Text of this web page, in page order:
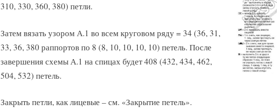
310, 330, 360, 380) петли.
Затем вязать узором А.1 во всем круговом ряду = 34 (36, 31,
33, 36, 380 раппортов по 8 (8, 10, 10, 10, 10) петель. После
завершения схемы А.1 на спицах будет 408 (432, 434, 462,
504, 532) петель.
Закрыть петли, как лицевые – см. «Закрытие петель».